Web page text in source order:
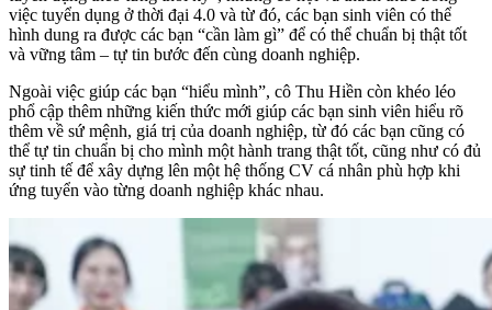
việc tuyển dụng ở thời đại 4.0 và từ đó, các bạn sinh viên có thể
hình dung ra được các bạn “cần làm gì” để có thể chuẩn bị thật tốt
và vững tâm – tự tin bước đến cùng doanh nghiệp.
Ngoài việc giúp các bạn “hiểu mình”, cô Thu Hiền còn khéo léo
phổ cập thêm những kiến thức mới giúp các bạn sinh viên hiểu rõ
thêm về sứ mệnh, giá trị của doanh nghiệp, từ đó các bạn cũng có
thể tự tin chuẩn bị cho mình một hành trang thật tốt, cũng như có đủ
sự tinh tế để xây dựng lên một hệ thống CV cá nhân phù hợp khi
ứng tuyển vào từng doanh nghiệp khác nhau.